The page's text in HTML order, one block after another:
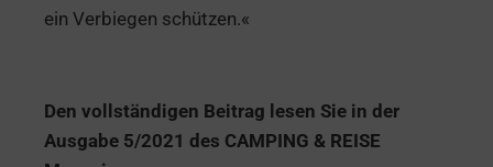
ein Verbiegen schützen.«
Den vollständigen Beitrag lesen Sie in der
Ausgabe 5/2021 des CAMPING & REISE